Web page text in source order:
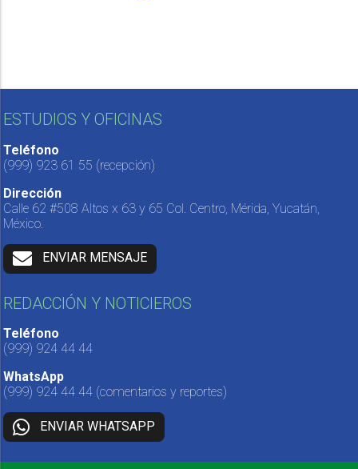
ESTUDIOS Y OFICINAS
Teléfono
(999) 923 61 55 (recepción)
Dirección
Calle 62 #508 Altos x 63 y 65 Col. Centro, Mérida, Yucatán,
México.
ENVIAR MENSAJE
REDACCIÓN Y NOTICIEROS
Teléfono
(999) 924 44 44
WhatsApp
(999) 924 44 44 (comentarios y reportes)
ENVIAR WHATSAPP